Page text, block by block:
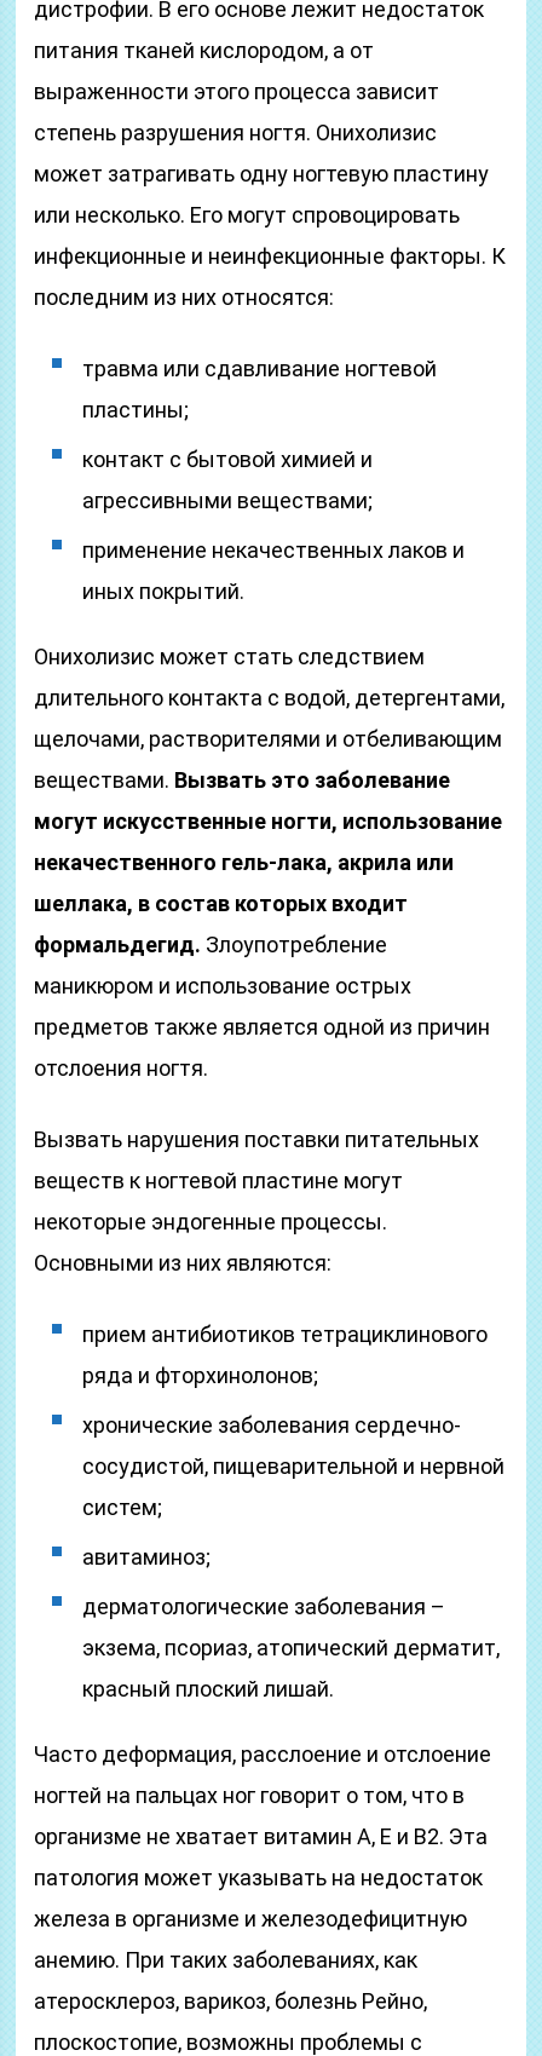
дистрофии. В его основе лежит недостаток
питания тканей кислородом, а от
выраженности этого процесса зависит
степень разрушения ногтя. Онихолизис
может затрагивать одну ногтевую пластину
или несколько. Его могут спровоцировать
инфекционные и неинфекционные факторы. К
последним из них относятся:
травма или сдавливание ногтевой
пластины;
контакт с бытовой химией и
агрессивными веществами;
применение некачественных лаков и
иных покрытий.
Онихолизис может стать следствием
длительного контакта с водой, детергентами,
щелочами, растворителями и отбеливающим
веществами. Вызвать это заболевание
могут искусственные ногти, использование
некачественного гель-лака, акрила или
шеллака, в состав которых входит
формальдегид. Злоупотребление
маникюром и использование острых
предметов также является одной из причин
отслоения ногтя.
Вызвать нарушения поставки питательных
веществ к ногтевой пластине могут
некоторые эндогенные процессы.
Основными из них являются:
прием антибиотиков тетрациклинового
ряда и фторхинолонов;
хронические заболевания сердечно-
сосудистой, пищеварительной и нервной
систем;
авитаминоз;
дерматологические заболевания –
экзема, псориаз, атопический дерматит,
красный плоский лишай.
Часто деформация, расслоение и отслоение
ногтей на пальцах ног говорит о том, что в
организме не хватает витамин А, Е и В2. Эта
патология может указывать на недостаток
железа в организме и железодефицитную
анемию. При таких заболеваниях, как
атеросклероз, варикоз, болезнь Рейно,
плоскостопие, возможны проблемы с